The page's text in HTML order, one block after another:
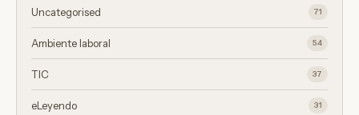
Uncategorised 71
Ambiente laboral 54
TIC 37
eLeyendo 31